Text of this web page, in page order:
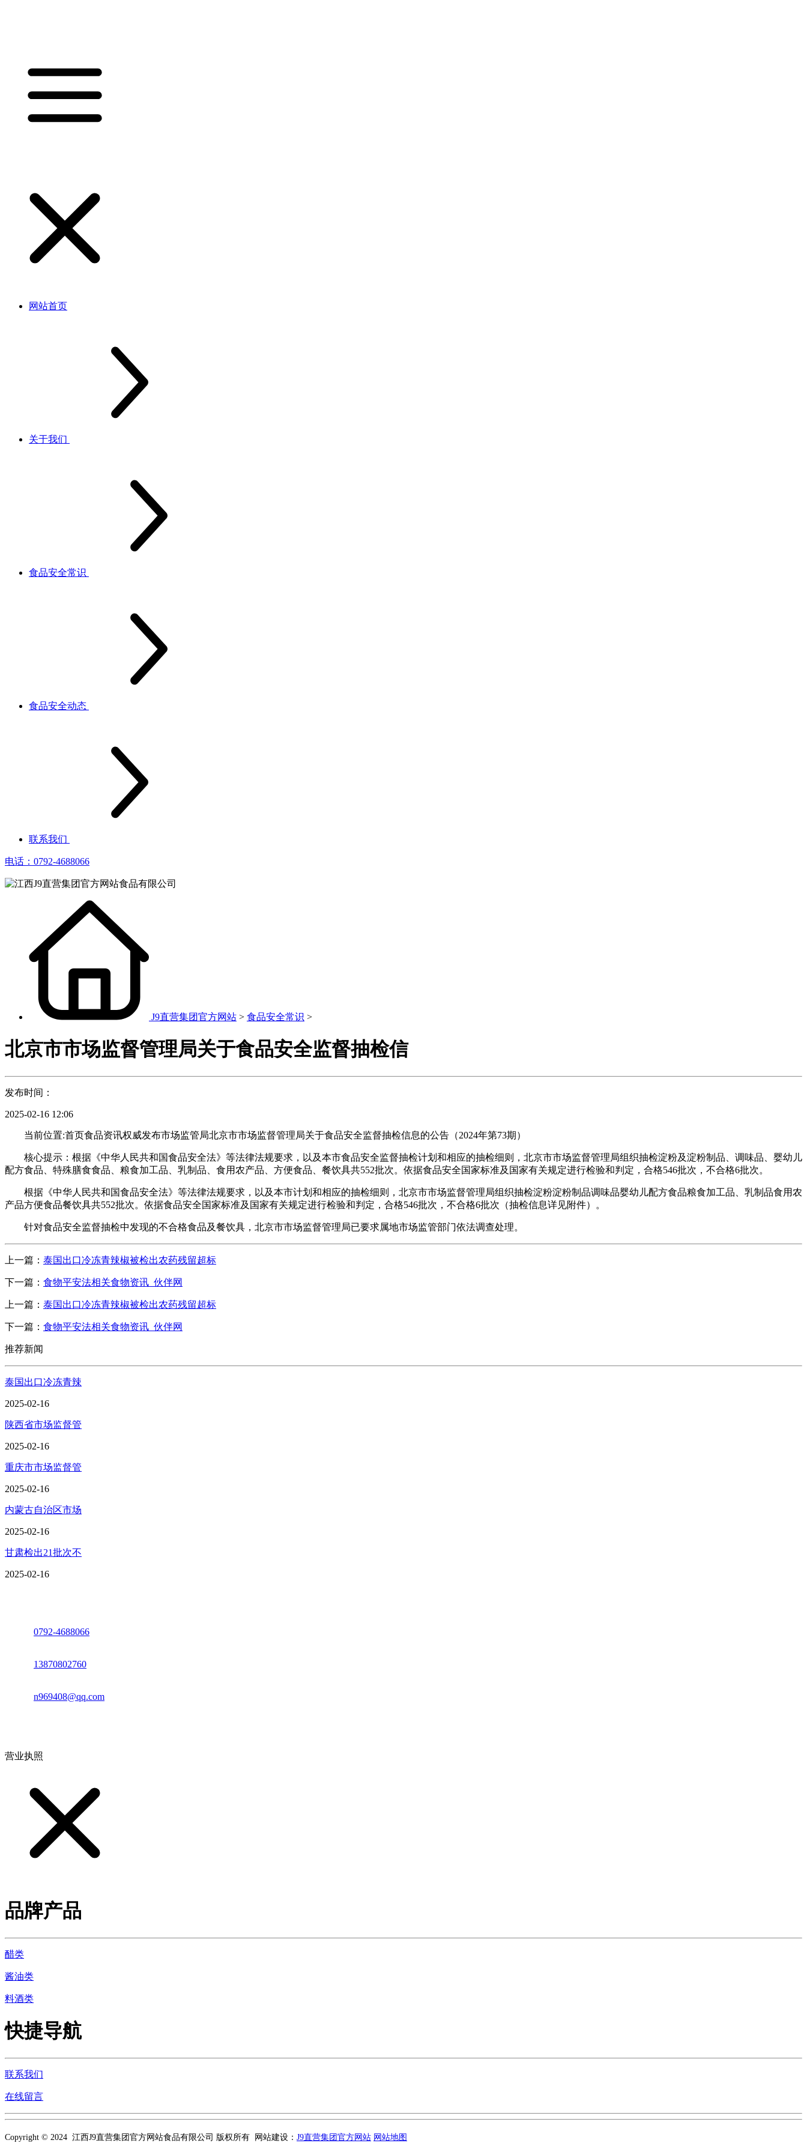
网站首页
关于我们
食品安全常识
食品安全动态
联系我们
电话：0792-4688066
J9直营集团官方网站 > 食品安全常识 >
北京市市场监督管理局关于食品安全监督抽检信
发布时间：
2025-02-16 12:06
当前位置:首页食品资讯权威发布市场监管局北京市市场监督管理局关于食品安全监督抽检信息的公告（2024年第73期）
核心提示：根据《中华人民共和国食品安全法》等法律法规要求，以及本市食品安全监督抽检计划和相应的抽检细则，北京市市场监督管理局组织抽检淀粉及淀粉制品、调味品、婴幼儿
配方食品、特殊膳食食品、粮食加工品、乳制品、食用农产品、方便食品、餐饮具共552批次。依据食品安全国家标准及国家有关规定进行检验和判定，合格546批次，不合格6批次。
根据《中华人民共和国食品安全法》等法律法规要求，以及本市计划和相应的抽检细则，北京市市场监督管理局组织抽检淀粉淀粉制品调味品婴幼儿配方食品粮食加工品、乳制品食用农
产品方便食品餐饮具共552批次。依据食品安全国家标准及国家有关规定进行检验和判定，合格546批次，不合格6批次（抽检信息详见附件）。
针对食品安全监督抽检中发现的不合格食品及餐饮具，北京市市场监督管理局已要求属地市场监管部门依法调查处理。
上一篇： 泰国出口冷冻青辣椒被检出农药残留超标
下一篇： 食物平安法相关食物资讯_伙伴网
上一篇： 泰国出口冷冻青辣椒被检出农药残留超标
下一篇： 食物平安法相关食物资讯_伙伴网
推荐新闻
泰国出口冷冻青辣
2025-02-16
陕西省市场监督管
2025-02-16
重庆市市场监督管
2025-02-16
内蒙古自治区市场
2025-02-16
甘肃检出21批次不
2025-02-16
0792-4688066
13870802760
n969408@qq.com
营业执照
品牌产品
醋类
酱油类
料酒类
快捷导航
联系我们
在线留言
Copyright © 2024 江西J9直营集团官方网站食品有限公司 版权所有 网站建设： J9直营集团官方网站 网站地图